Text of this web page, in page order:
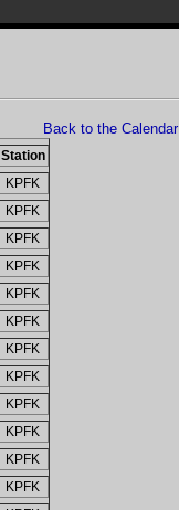
Back to the Calendar
Station
KPFK
KPFK
KPFK
KPFK
KPFK
KPFK
KPFK
KPFK
KPFK
KPFK
KPFK
KPFK